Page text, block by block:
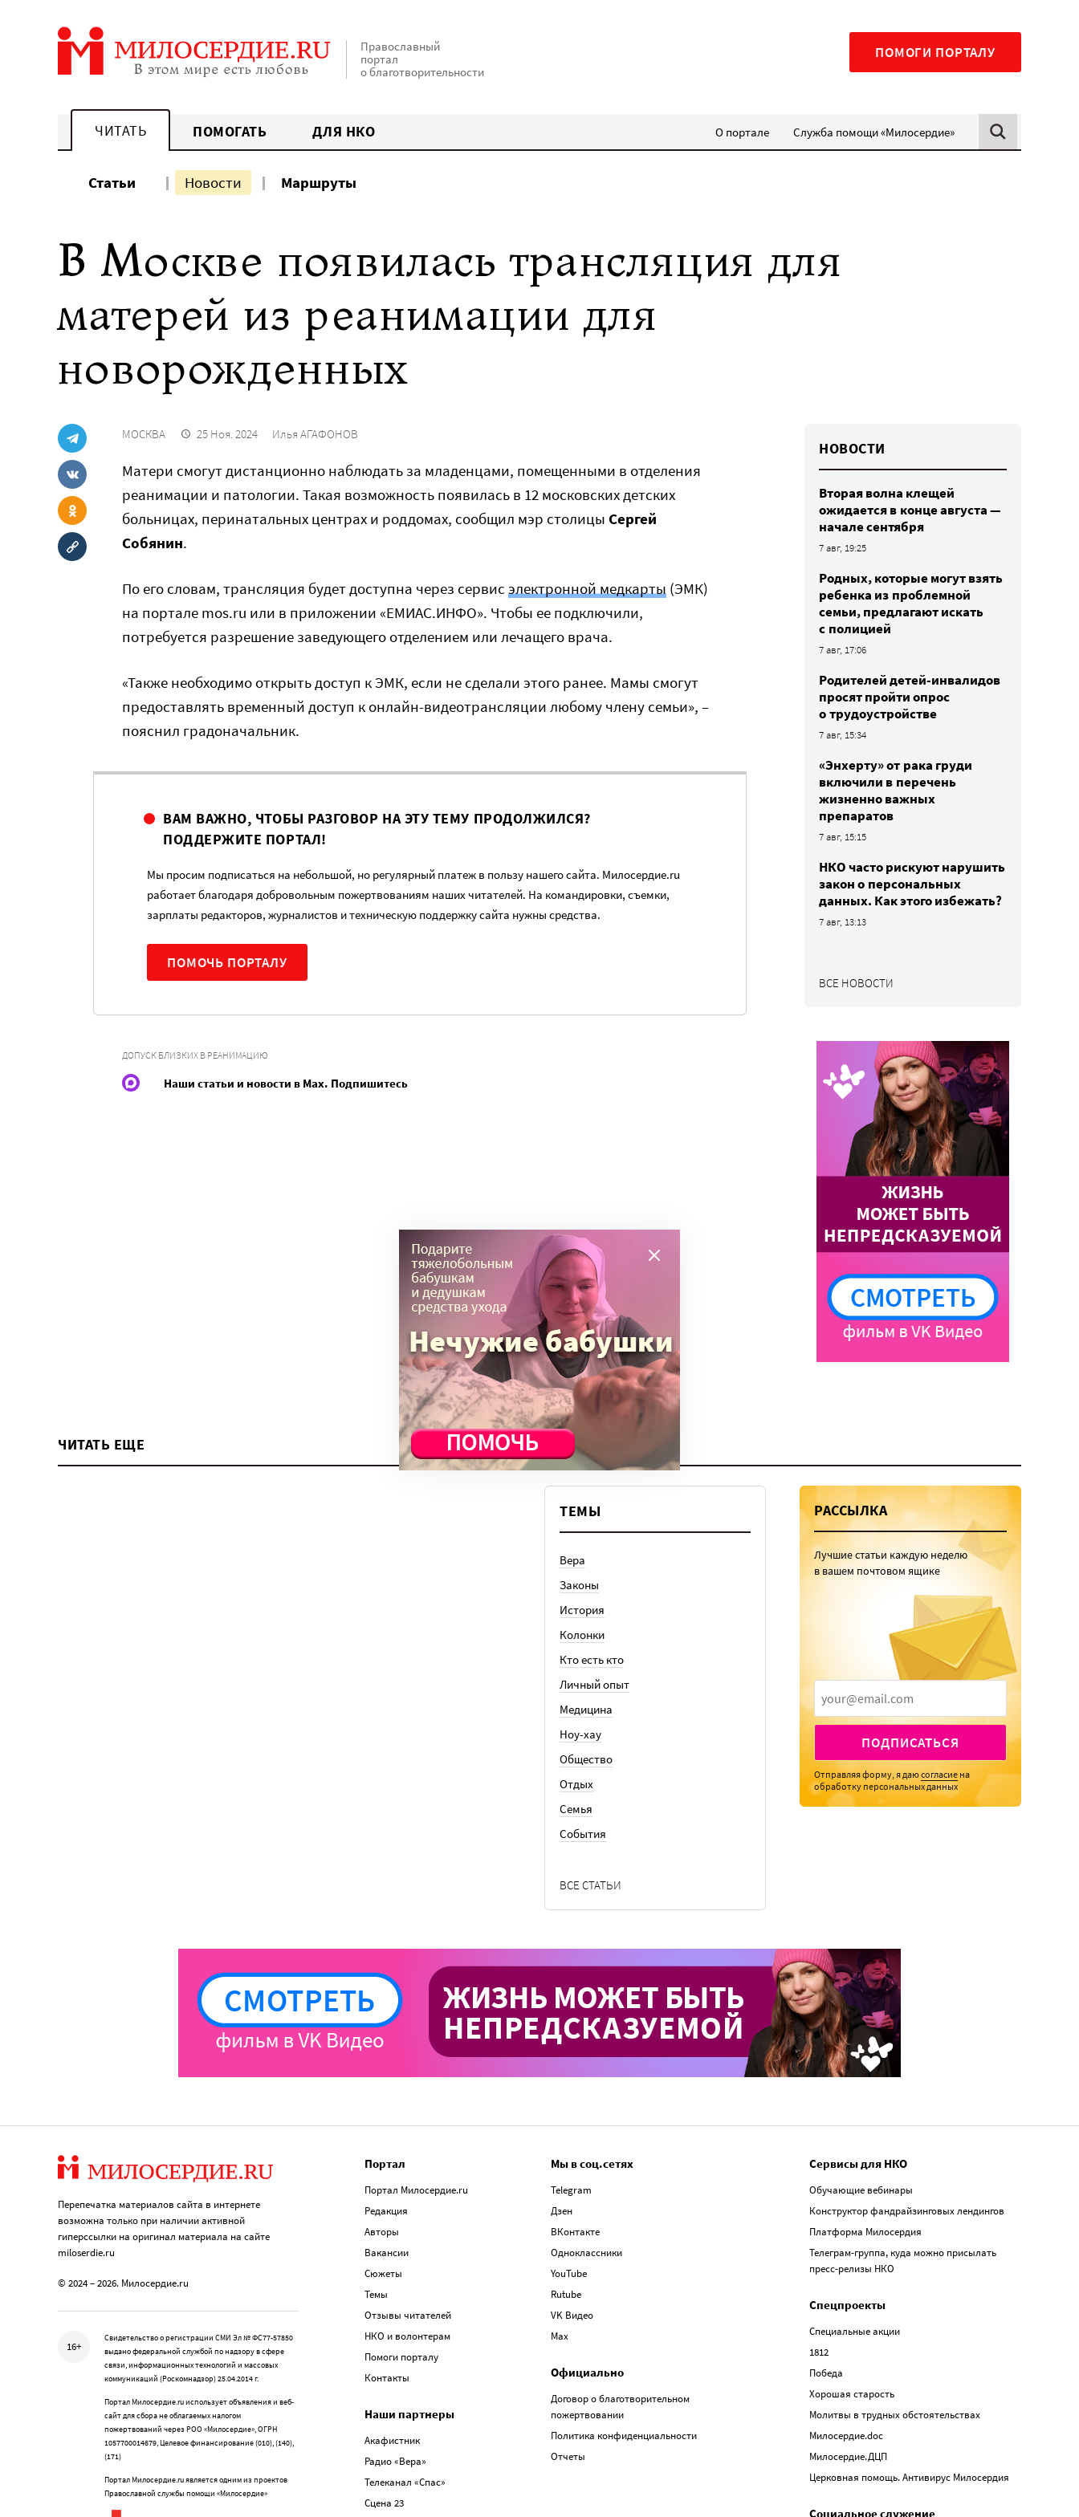
Православный
портал
о благотворительности
ПОМОГИ ПОРТАЛУ
ЧИТАТЬ ПОМОГАТЬ ДЛЯ НКО О портале Служба помощи «Милосердие»
Статьи Новости Маршруты
В Москве появилась трансляция для
матерей из реанимации для
новорожденных
МОСКВА 25 Ноя. 2024 Илья АГАФОНОВ
Матери смогут дистанционно наблюдать за младенцами, помещенными в отделения
реанимации и патологии. Такая возможность появилась в 12 московских детских
больницах, перинатальных центрах и роддомах, сообщил мэр столицы Сергей
Собянин.
По его словам, трансляция будет доступна через сервис электронной медкарты (ЭМК)
на портале mos.ru или в приложении «ЕМИАС.ИНФО». Чтобы ее подключили,
потребуется разрешение заведующего отделением или лечащего врача.
«Также необходимо открыть доступ к ЭМК, если не сделали этого ранее. Мамы смогут
предоставлять временный доступ к онлайн-видеотрансляции любому члену семьи», –
пояснил градоначальник.
ВАМ ВАЖНО, ЧТОБЫ РАЗГОВОР НА ЭТУ ТЕМУ ПРОДОЛЖИЛСЯ?
ПОДДЕРЖИТЕ ПОРТАЛ!
Мы просим подписаться на небольшой, но регулярный платеж в пользу нашего сайта. Милосердие.ru
работает благодаря добровольным пожертвованиям наших читателей. На командировки, съемки,
зарплаты редакторов, журналистов и техническую поддержку сайта нужны средства.
ПОМОЧЬ ПОРТАЛУ
ДОПУСК БЛИЗКИХ В РЕАНИМАЦИЮ
Наши статьи и новости в Max. Подпишитесь
НОВОСТИ
Вторая волна клещей
ожидается в конце августа —
начале сентября
7 авг, 19:25
Родных, которые могут взять
ребенка из проблемной
семьи, предлагают искать
с полицией
7 авг, 17:06
Родителей детей-инвалидов
просят пройти опрос
о трудоустройстве
7 авг, 15:34
«Энхерту» от рака груди
включили в перечень
жизненно важных
препаратов
7 авг, 15:15
НКО часто рискуют нарушить
закон о персональных
данных. Как этого избежать?
7 авг, 13:13
ВСЕ НОВОСТИ
ЧИТАТЬ ЕЩЕ
ТЕМЫ
Вера
Законы
История
Колонки
Кто есть кто
Личный опыт
Медицина
Ноу-хау
Общество
Отдых
Семья
События
ВСЕ СТАТЬИ
РАССЫЛКА
Лучшие статьи каждую неделю
в вашем почтовом ящике
ПОДПИСАТЬСЯ
Отправляя форму, я даюсогласие на
обработку персональных данных
Перепечатка материалов сайта в интернете
возможна только при наличии активной
гиперссылки на оригинал материала на сайте
miloserdie.ru
© 2024 – 2026. Милосердие.ru
16+
Свидетельство о регистрации СМИ Эл № ФС77-57850
выдано федеральной службой по надзору в сфере
связи, информационных технологий и массовых
коммуникаций (Роскомнадзор) 25.04.2014 г.
Портал Милосердие.ru использует объявления и веб-
сайт для сбора не облагаемых налогом
пожертвований через РОО «Милосердие», ОГРН
1057700014679, Целевое финансирование (010), (140),
(171)
Портал Милосердие.ru является одним из проектов
Православной службы помощи «Милосердие»
Портал
Портал Милосердие.ru
Редакция
Авторы
Вакансии
Сюжеты
Темы
Отзывы читателей
НКО и волонтерам
Помоги порталу
Контакты
Наши партнеры
Акафистник
Радио «Вера»
Телеканал «Спас»
Сцена 23
Мы в соц.сетях
Telegram
Дзен
ВКонтакте
Одноклассники
YouTube
Rutube
VK Видео
Max
Официально
Договор о благотворительном
пожертвовании
Политика конфиденциальности
Отчеты
Сервисы для НКО
Обучающие вебинары
Конструктор фандрайзинговых лендингов
Платформа Милосердия
Телеграм-группа, куда можно присылать
пресс-релизы НКО
Спецпроекты
Специальные акции
1812
Победа
Хорошая старость
Молитвы в трудных обстоятельствах
Милосердие.doc
Милосердие.ДЦП
Церковная помощь. Антивирус Милосердия
Социальное служение